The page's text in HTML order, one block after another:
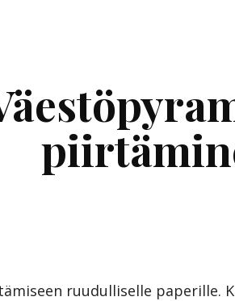
ruudulliselle paperille.